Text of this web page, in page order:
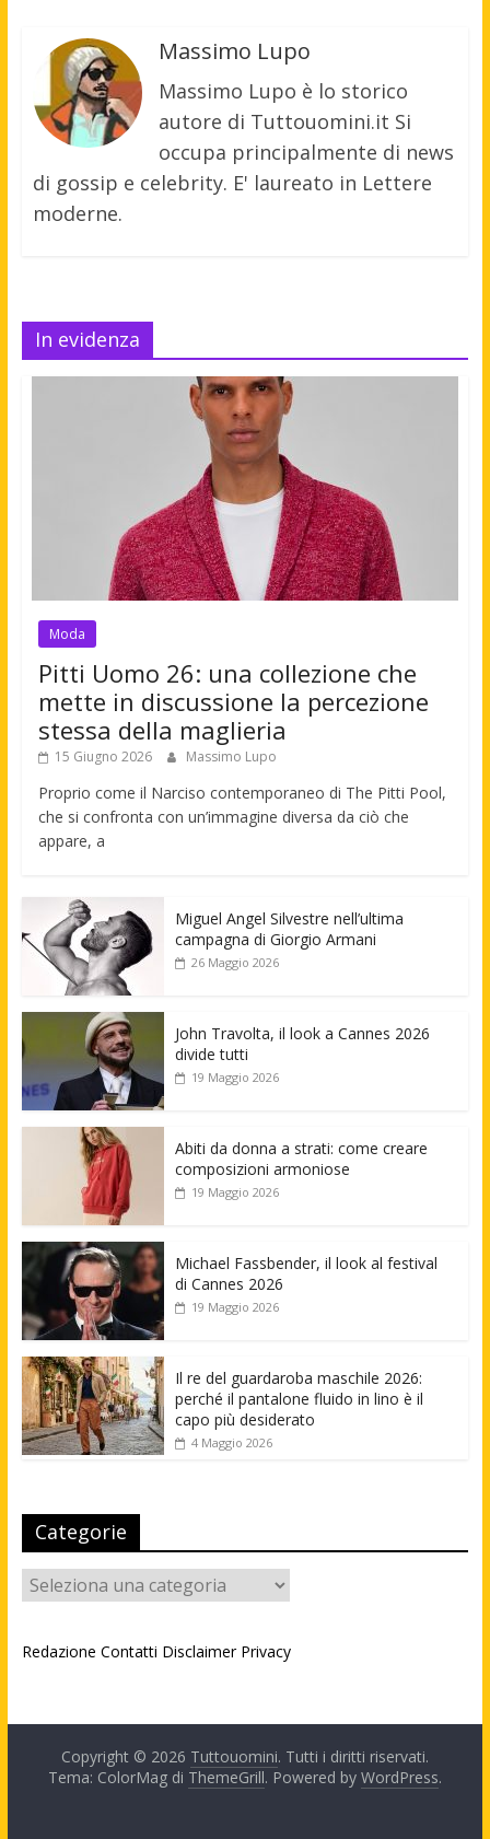
Massimo Lupo
Massimo Lupo è lo storico
autore di Tuttouomini.it Si
occupa principalmente di news
di gossip e celebrity. E' laureato in Lettere
moderne.
In evidenza
Moda
Pitti Uomo 26: una collezione che
mette in discussione la percezione
stessa della maglieria
15 Giugno 2026 Massimo Lupo
Proprio come il Narciso contemporaneo di The Pitti Pool,
che si confronta con un’immagine diversa da ciò che
appare, a
Miguel Angel Silvestre nell’ultima
campagna di Giorgio Armani
26 Maggio 2026
John Travolta, il look a Cannes 2026
divide tutti
19 Maggio 2026
Abiti da donna a strati: come creare
composizioni armoniose
19 Maggio 2026
Michael Fassbender, il look al festival
di Cannes 2026
19 Maggio 2026
Il re del guardaroba maschile 2026:
perché il pantalone fluido in lino è il
capo più desiderato
4 Maggio 2026
Categorie
Categorie
Redazione Contatti Disclaimer Privacy
Copyright © 2026 Tuttouomini. Tutti i diritti riservati.
Tema: ColorMag di ThemeGrill. Powered by WordPress.